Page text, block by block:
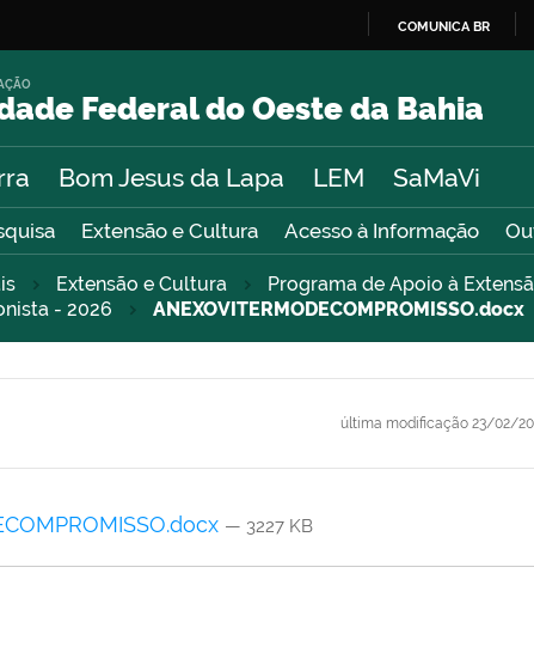
O
COMUNICA BR
Federal do Oeste da Bahia
Bom Jesus da Lapa LEM SaMaVi
Extensão e Cultura Acesso à Informação
Extensão e Cultura Programa de Apoio à
- 2026
ANEXOVITERMODECOMPROMISSO.docx
última modificação23/02/
— 3227 KB